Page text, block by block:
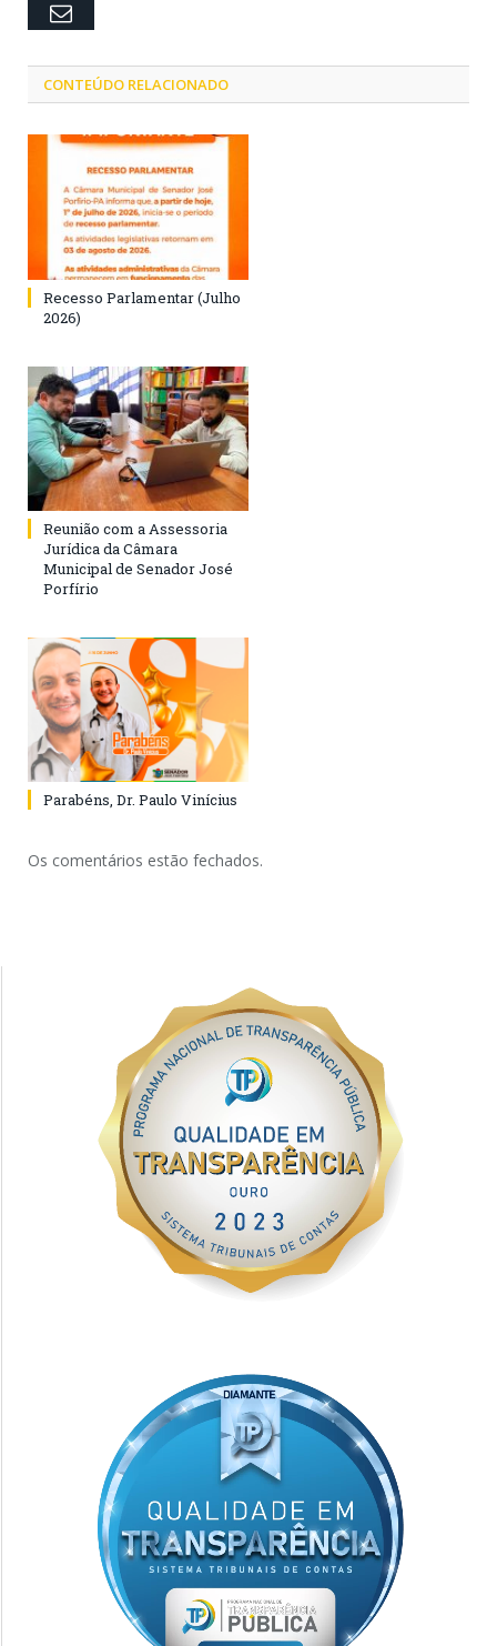
Email
CONTEÚDO RELACIONADO
Recesso Parlamentar (Julho
2026)
Reunião com a Assessoria
Jurídica da Câmara
Municipal de Senador José
Porfírio
Parabéns, Dr. Paulo Vinícius
Os comentários estão fechados.